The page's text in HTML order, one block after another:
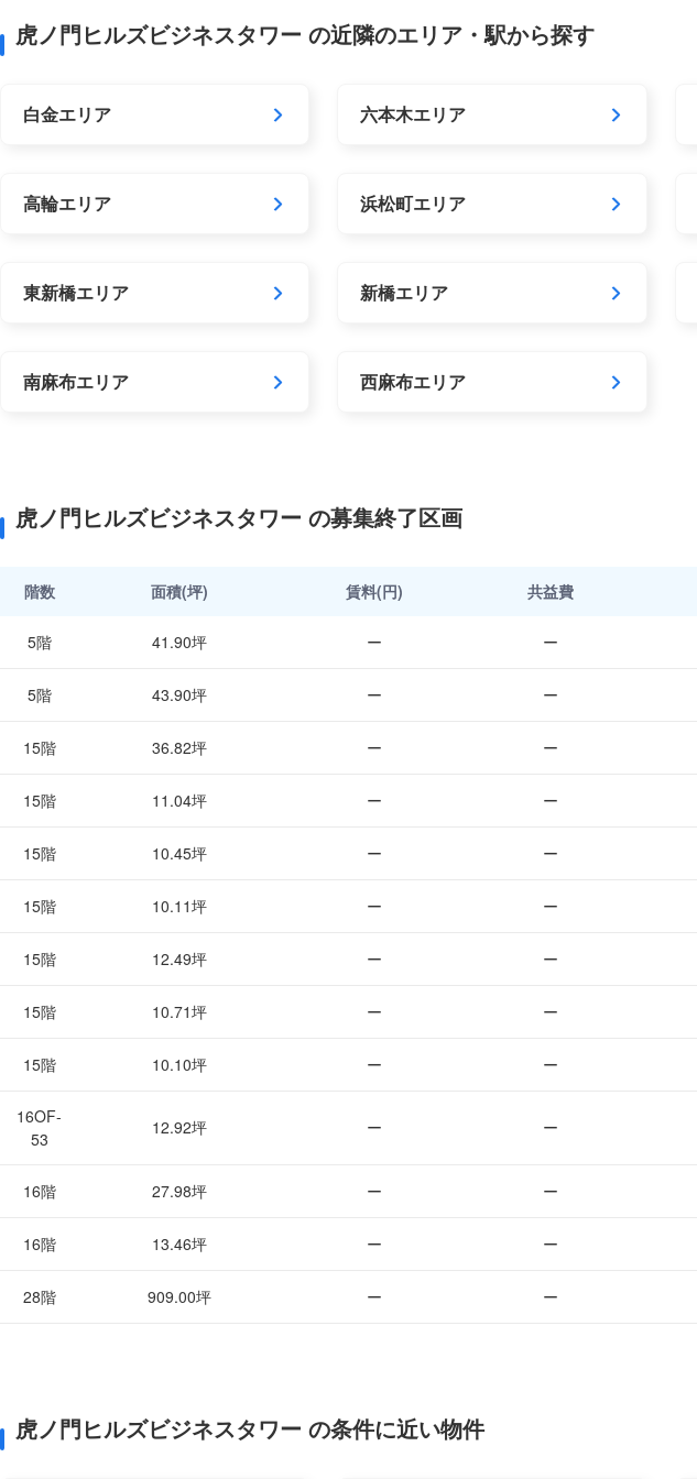
虎ノ門ヒルズビジネスタワー の近隣のエリア・駅から探す
白金エリア 六本木エリア
高輪エリア 浜松町エリア
東新橋エリア 新橋エリア
南麻布エリア 西麻布エリア
虎ノ門ヒルズビジネスタワー の募集終了区画
階数 面積(坪) 賃料(円) 共益費
5階 41.90坪 ー ー
5階 43.90坪 ー ー
15階 36.82坪 ー ー
15階 11.04坪 ー ー
15階 10.45坪 ー ー
15階 10.11坪 ー ー
15階 12.49坪 ー ー
15階 10.71坪 ー ー
15階 10.10坪 ー ー
16OF-
53
12.92坪 ー ー
16階 27.98坪 ー ー
16階 13.46坪 ー ー
28階 909.00坪 ー ー
虎ノ門ヒルズビジネスタワー の条件に近い物件